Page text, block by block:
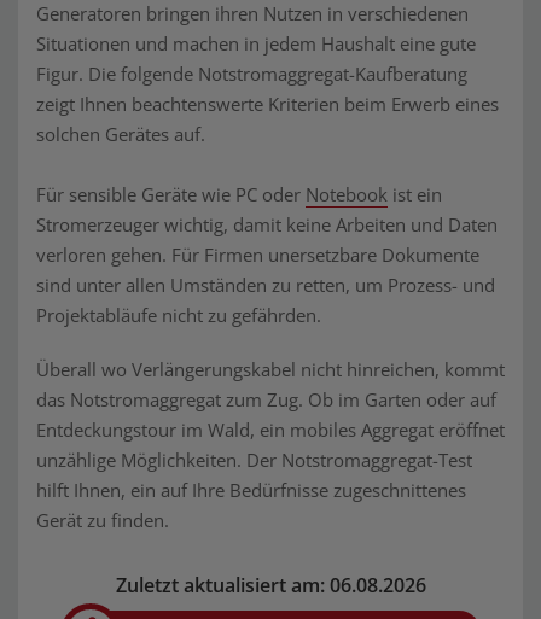
Generatoren bringen ihren Nutzen in verschiedenen
Situationen und machen in jedem Haushalt eine gute
Figur. Die folgende Notstromaggregat-Kaufberatung
zeigt Ihnen beachtenswerte Kriterien beim Erwerb eines
solchen Gerätes auf.
Für sensible Geräte wie PC oder Notebook ist ein
Stromerzeuger wichtig, damit keine Arbeiten und Daten
verloren gehen. Für Firmen unersetzbare Dokumente
sind unter allen Umständen zu retten, um Prozess- und
Projektabläufe nicht zu gefährden.
Überall wo Verlängerungskabel nicht hinreichen, kommt
das Notstromaggregat zum Zug. Ob im Garten oder auf
Entdeckungstour im Wald, ein mobiles Aggregat eröffnet
unzählige Möglichkeiten. Der Notstromaggregat-Test
hilft Ihnen, ein auf Ihre Bedürfnisse zugeschnittenes
Gerät zu finden.
Zuletzt aktualisiert am: 06.08.2026